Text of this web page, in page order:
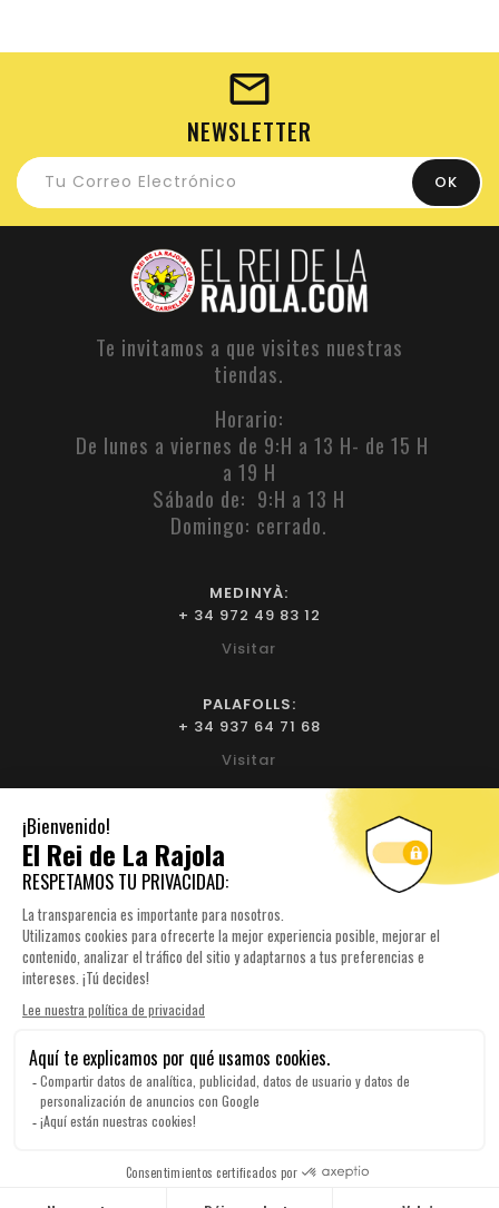
NEWSLETTER
Te invitamos a que visites nuestras
tiendas.
Horario:
De lunes a viernes de 9:H a 13 H- de 15 H
a 19 H
Sábado de: 9:H a 13 H
Domingo: cerrado.
MEDINYÀ:
+ 34 972 49 83 12
Visitar
PALAFOLLS:
+ 34 937 64 71 68
Visitar
Visitar
NUESTRA EMPRESA
INFORMACIÓN DE TIENDA
© 2026 Elreidelarajola.com